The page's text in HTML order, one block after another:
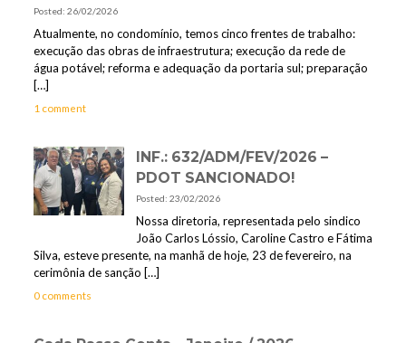
Posted: 26/02/2026
Atualmente, no condomínio, temos cinco frentes de trabalho:
execução das obras de infraestrutura; execução da rede de
água potável; reforma e adequação da portaria sul; preparação
[…]
1 comment
INF.: 632/ADM/FEV/2026 –
PDOT SANCIONADO!
Posted: 23/02/2026
Nossa diretoria, representada pelo sindico
João Carlos Lóssio, Caroline Castro e Fátima
Silva, esteve presente, na manhã de hoje, 23 de fevereiro, na
cerimônia de sanção […]
0 comments